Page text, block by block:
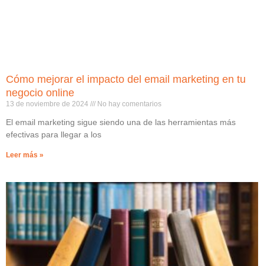
Cómo mejorar el impacto del email marketing en tu
negocio online
13 de noviembre de 2024 No hay comentarios
El email marketing sigue siendo una de las herramientas más
efectivas para llegar a los
Leer más »